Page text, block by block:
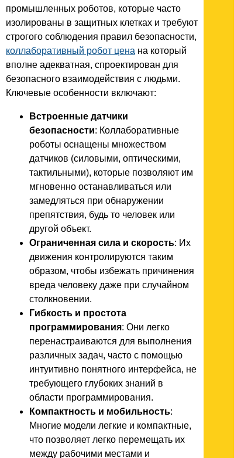
промышленных роботов, которые часто
изолированы в защитных клетках и требуют
строгого соблюдения правил безопасности,
коллаборативный робот цена на который
вполне адекватная, спроектирован для
безопасного взаимодействия с людьми.
Ключевые особенности включают:
Встроенные датчики
безопасности: Коллаборативные
роботы оснащены множеством
датчиков (силовыми, оптическими,
тактильными), которые позволяют им
мгновенно останавливаться или
замедляться при обнаружении
препятствия, будь то человек или
другой объект.
Ограниченная сила и скорость: Их
движения контролируются таким
образом, чтобы избежать причинения
вреда человеку даже при случайном
столкновении.
Гибкость и простота
программирования: Они легко
перенастраиваются для выполнения
различных задач, часто с помощью
интуитивно понятного интерфейса, не
требующего глубоких знаний в
области программирования.
Компактность и мобильность:
Многие модели легкие и компактные,
что позволяет легко перемещать их
между рабочими местами и